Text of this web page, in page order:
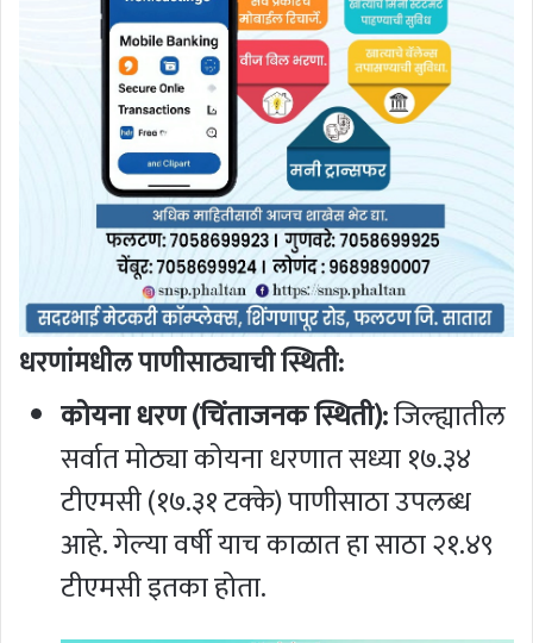
धरणांमधील पाणीसाठ्याची स्थिती:
कोयना धरण (चिंताजनक स्थिती):जिल्ह्यातील
सर्वात मोठ्या कोयना धरणात सध्या १७.३४
टीएमसी (१७.३१ टक्के) पाणीसाठा उपलब्ध
आहे. गेल्या वर्षी याच काळात हा साठा २१.४९
टीएमसी इतका होता.